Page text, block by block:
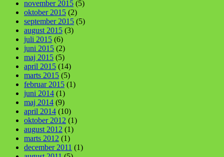
november 2015 (5)
oktober 2015 (2)
september 2015 (5)
august 2015 (3)
juli 2015 (6)
juni 2015 (2)
maj 2015 (5)
april 2015 (14)
marts 2015 (5)
februar 2015 (1)
juni 2014 (1)
maj 2014 (9)
april 2014 (10)
oktober 2012 (1)
august 2012 (1)
marts 2012 (1)
december 2011 (1)